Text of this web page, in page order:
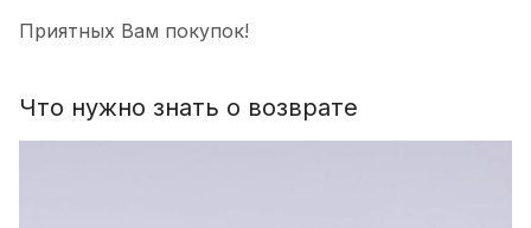
Приятных Вам покупок!
Что нужно знать о возврате